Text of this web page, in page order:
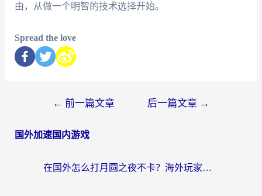
由，从做一个明智的技术选择开始。
Spread the love
← 前一篇文章 后一篇文章 →
国外加速国内游戏
在国外怎么打月圆之夜不卡？海外玩家国服游戏加速终极指南（附巴西英国游戏适配方案）